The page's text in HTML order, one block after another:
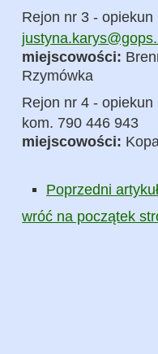
Rejon nr 3 -
miejscowości:
Rzymówka
Rejon nr 4 -
kom. 790 446 943
miejscowości:
Poprzedni artykuł
wróć na początek